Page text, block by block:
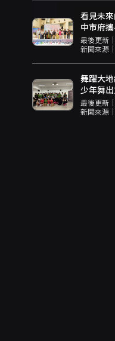
看見未
中市府
最後更新｜
新聞來源｜
舞躍大
少年舞
最後更新｜
新聞來源｜